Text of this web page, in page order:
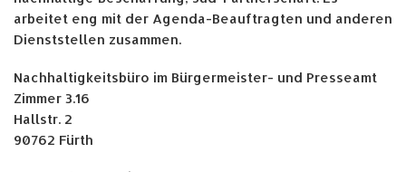
arbeitet eng mit der Agenda-Beauftragten und anderen
Dienststellen zusammen.
Nachhaltigkeitsbüro im Bürgermeister- und Presseamt
Zimmer 3.16
Hallstr. 2
90762 Fürth